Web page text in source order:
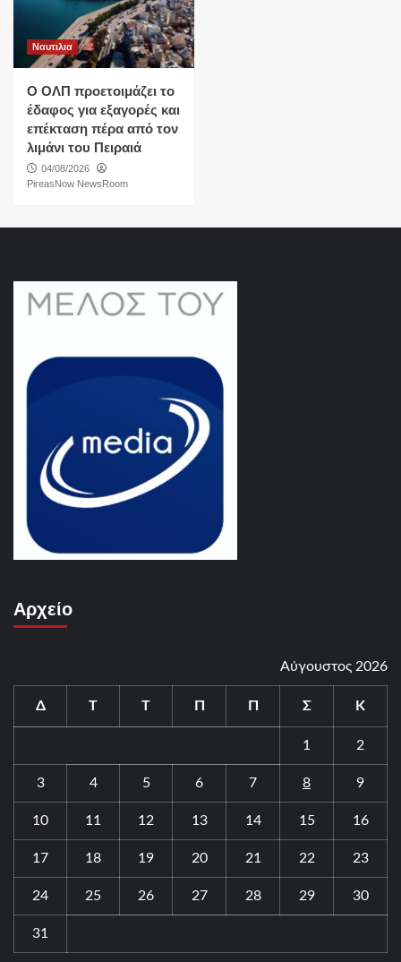
Ναυτιλια
O ΟΛΠ προετοιμάζει το
έδαφος για εξαγορές και
επέκταση πέρα από τον
λιμάνι του Πειραιά
04/08/2026
PireasNow NewsRoom
Αρχείο
Αύγουστος 2026
Δ Τ Τ Π Π Σ Κ
1 2
3 4 5 6 7 8 9
10 11 12 13 14 15 16
17 18 19 20 21 22 23
24 25 26 27 28 29 30
31